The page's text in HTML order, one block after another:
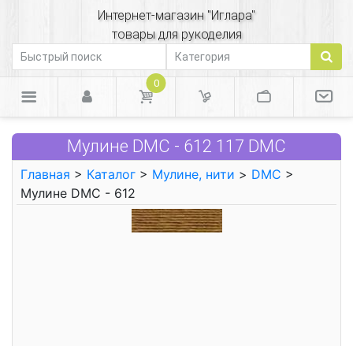
Интернет-магазин "Иглара"
товары для рукоделия
0
Мулине DMC - 612 117 DMC
Главная > Каталог > Мулине, нити > DMC >
Мулине DMC - 612